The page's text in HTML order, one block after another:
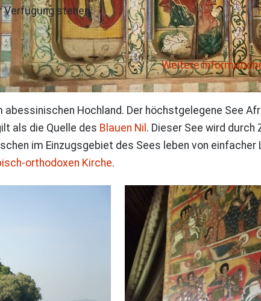
abessinischen Hochland. Der höchstgelegene See
als die Quelle des Blauen Nil . Dieser See wird
im Einzugsgebiet des Sees leben von
orthodoxen Kirche.
Verfügung stehen.
Weitere